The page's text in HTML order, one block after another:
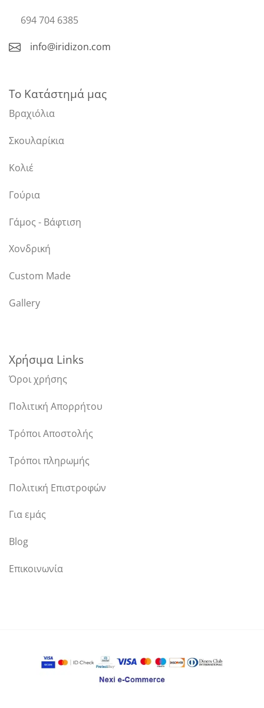
694 704 6385
info@iridizon.com
Το Κατάστημά μας
Βραχιόλια
Σκουλαρίκια
Κολιέ
Γούρια
Γάμος - Βάφτιση
Χονδρική
Custom Made
Gallery
Χρήσιμα Links
Όροι χρήσης
Πολιτική Απορρήτου
Τρόποι Αποστολής
Τρόποι πληρωμής
Πολιτική Επιστροφών
Για εμάς
Blog
Επικοινωνία